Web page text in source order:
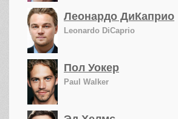
Леонардо ДиКаприо
Leonardo DiCaprio
Пол Уокер
Paul Walker